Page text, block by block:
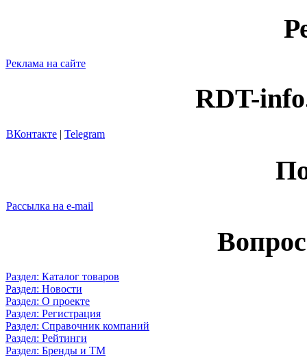
Реклама на сайте
RDT-
ВКонтакте | Telegram
Рассылка на e-mail
Раздел: Каталог товаров
Раздел: Новости
Раздел: О проекте
Раздел: Регистрация
Раздел: Справочник компаний
Раздел: Рейтинги
Раздел: Бренды и ТМ